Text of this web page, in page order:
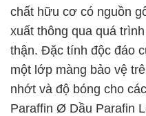
chất hữu cơ có nguồn
xuất thông qua quá
thận. Đặc tính độc đáo
một lớp màng bảo vệ
nhớt và độ bóng cho
Paraffin Ø Dầu Parafin